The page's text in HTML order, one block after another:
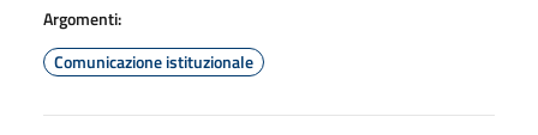
Argomenti:
Comunicazione istituzionale